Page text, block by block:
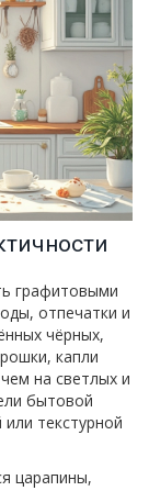
графитовыми
отпечатки и
чёрных,
капли
на светлых и
бытовой
текстурной
царапины,